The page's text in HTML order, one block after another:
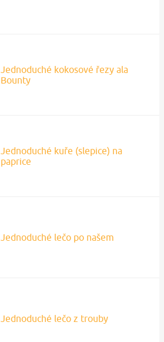
Jednoduché kokosové řezy ala
Bounty
Jednoduché kuře (slepice) na
paprice
Jednoduché lečo po našem
Jednoduché lečo z trouby